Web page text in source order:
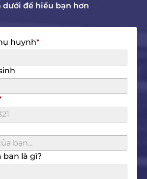
dưới để hiểu bạn hơn
huynh
bạn là gì?